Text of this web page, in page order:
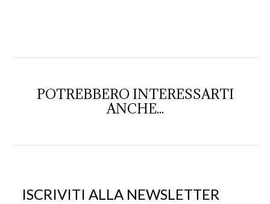
POTREBBERO INTERESSARTI
ANCHE...
ISCRIVITI ALLA NEWSLETTER